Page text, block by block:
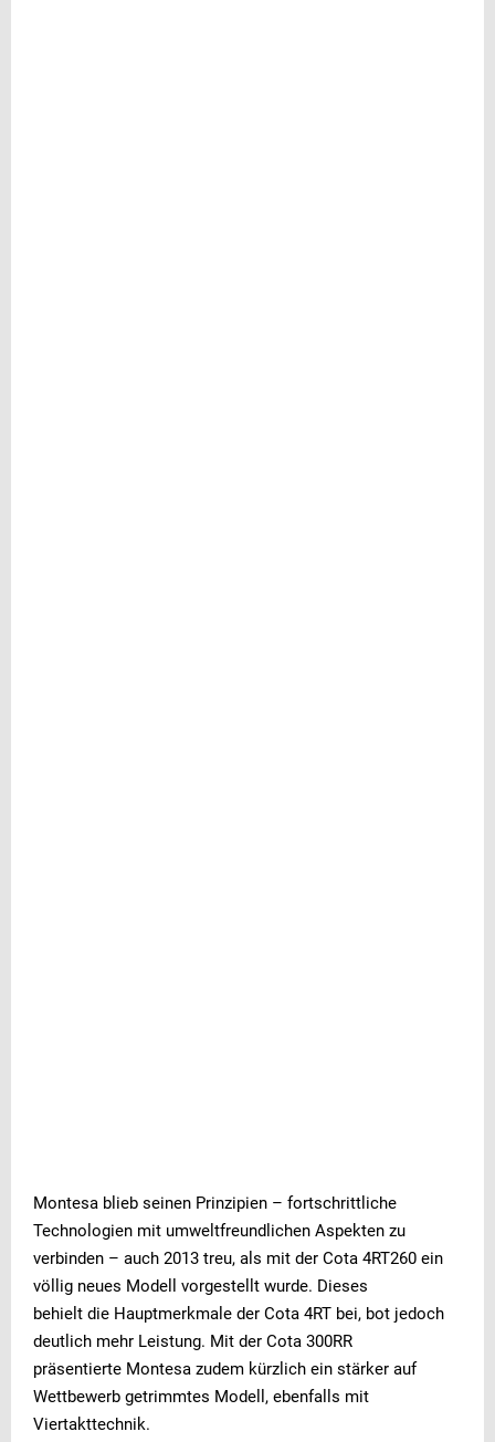
Werbung
Montesa blieb seinen Prinzipien – fortschrittliche
Technologien mit umweltfreundlichen Aspekten zu
verbinden – auch 2013 treu, als mit der Cota 4RT260 ein
völlig neues Modell vorgestellt wurde. Dieses
behielt die Hauptmerkmale der Cota 4RT bei, bot jedoch
deutlich mehr Leistung. Mit der Cota 300RR
präsentierte Montesa zudem kürzlich ein stärker auf
Wettbewerb getrimmtes Modell, ebenfalls mit
Viertakttechnik.
Werbung
Werbung
Werbung
Werbung